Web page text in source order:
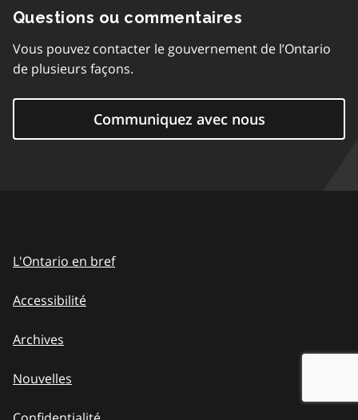
Questions ou commentaires
Vous pouvez contacter le gouvernement de l’Ontario
de plusieurs façons.
Communiquez avec nous
L'Ontario en bref
Accessibilité
Archives
Nouvelles